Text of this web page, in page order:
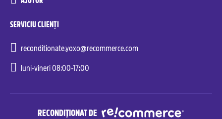
SERVICIU CLIENȚI
reconditionate.yoxo@recommerce.com
luni-vineri 08:00-17:00
RECONDIȚIONAT DE